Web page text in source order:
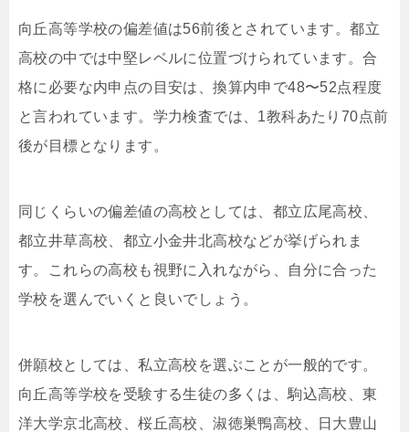
向丘高等学校の偏差値は56前後とされています。都立
高校の中では中堅レベルに位置づけられています。合
格に必要な内申点の目安は、換算内申で48〜52点程度
と言われています。学力検査では、1教科あたり70点前
後が目標となります。
同じくらいの偏差値の高校としては、都立広尾高校、
都立井草高校、都立小金井北高校などが挙げられま
す。これらの高校も視野に入れながら、自分に合った
学校を選んでいくと良いでしょう。
併願校としては、私立高校を選ぶことが一般的です。
向丘高等学校を受験する生徒の多くは、駒込高校、東
洋大学京北高校、桜丘高校、淑徳巣鴨高校、日大豊山